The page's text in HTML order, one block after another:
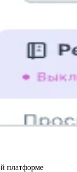
платформе